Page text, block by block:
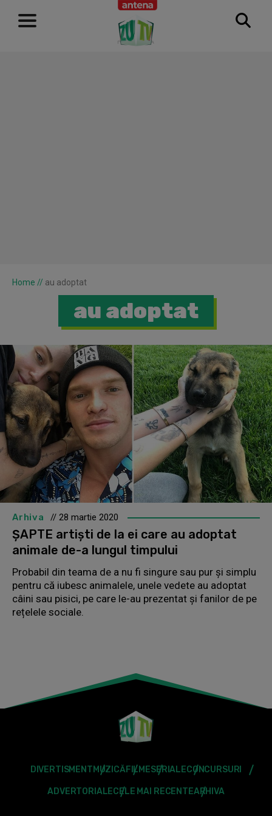
RECLAMĂ
Home // au adoptat
au adoptat
Arhiva // 28 martie 2020
ȘAPTE artiști de la ei care au adoptat
animale de-a lungul timpului
Probabil din teama de a nu fi singure sau pur și simplu
pentru că iubesc animalele, unele vedete au adoptat
câini sau pisici, pe care le-au prezentat și fanilor de pe
rețelele sociale.
DIVERTISMENT MUZICĂFILMESERIALECONCURSURI
ADVERTORIALECELE MAI RECENTEARHIVA